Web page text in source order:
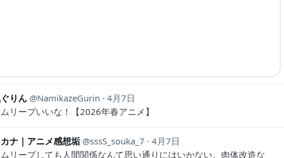
りん NamikazeGurin
4月7日
リープいいな！【2026年春アニメ】
ナ｜アニメ感想垢 sssS_souka_7
4月7日
リープしても人間関係なんて思い通りにはいかない。肉体改造な